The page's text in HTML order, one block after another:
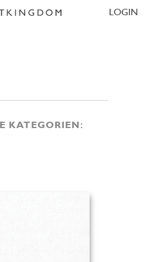
LOGIN
KATEGORIEN: